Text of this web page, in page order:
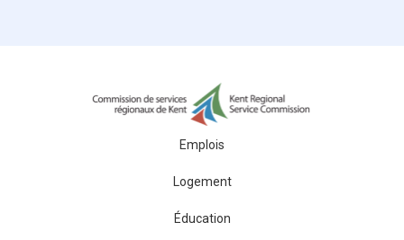
Emplois
Logement
Éducation